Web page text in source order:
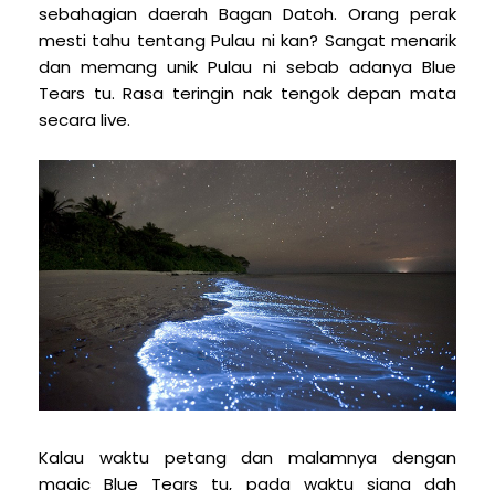
sebahagian daerah Bagan Datoh. Orang perak
mesti tahu tentang Pulau ni kan? Sangat menarik
dan memang unik Pulau ni sebab adanya Blue
Tears tu. Rasa teringin nak tengok depan mata
secara live.
Kalau waktu petang dan malamnya dengan
magic Blue Tears tu, pada waktu siang dah